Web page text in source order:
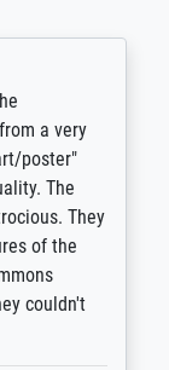
very
The
They
the